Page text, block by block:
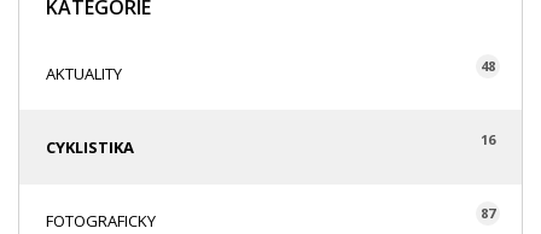
KATEGORIE
AKTUALITY 48
CYKLISTIKA 16
FOTOGRAFICKY 87